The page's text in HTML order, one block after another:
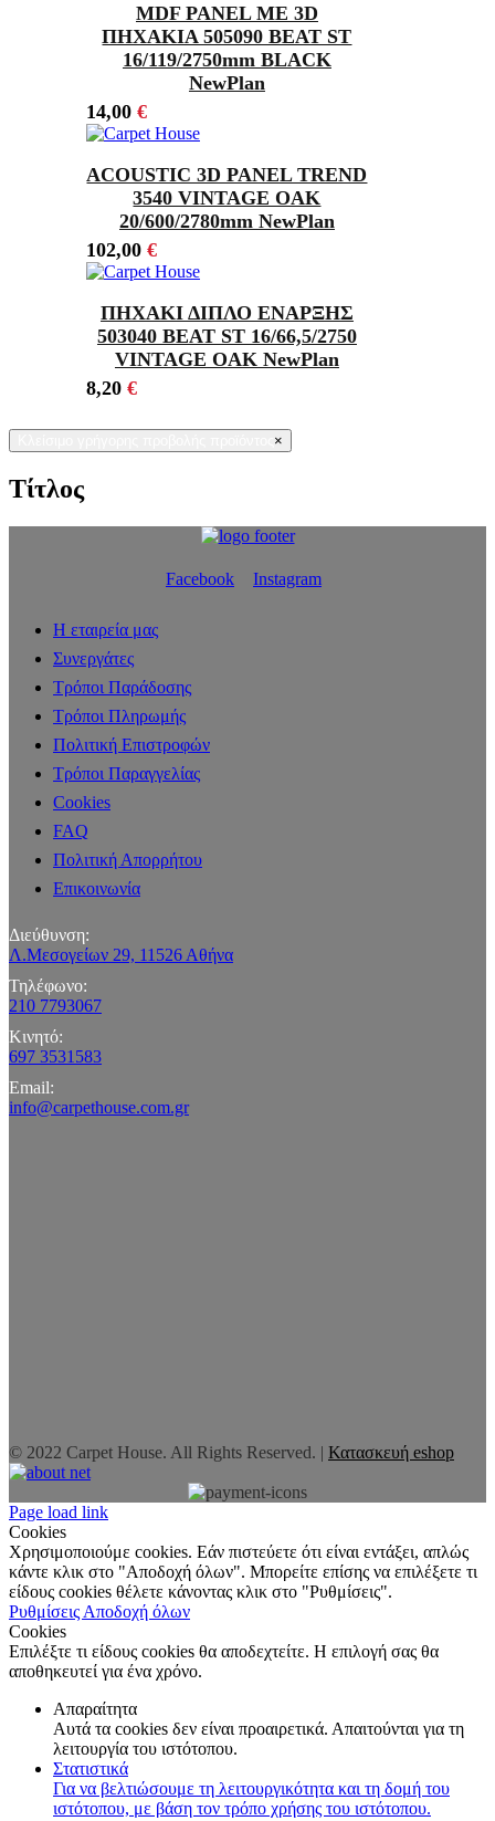
MDF PANEL ΜΕ 3D
ΠΗΧΑΚΙΑ 505090 BEAT ST
16/119/2750mm BLACK
NewPlan
14,00 €
ACOUSTIC 3D PANEL TREND
3540 VINTAGE OAK
20/600/2780mm NewPlan
102,00 €
ΠΗΧΑΚΙ ΔΙΠΛΟ ΕΝΑΡΞΗΣ
503040 BEAT ST 16/66,5/2750
VINTAGE OAK NewPlan
8,20 €
×
Τίτλος
Facebook Instagram
Η εταιρεία μας
Συνεργάτες
Τρόποι Παράδοσης
Τρόποι Πληρωμής
Πολιτική Επιστροφών
Τρόποι Παραγγελίας
Cookies
FAQ
Πολιτική Απορρήτου
Επικοινωνία
Διεύθυνση:
Λ.Μεσογείων 29, 11526 Αθήνα
Τηλέφωνο:
210 7793067
Κινητό:
697 3531583
Email:
info@carpethouse.com.gr
© 2022 Carpet House. All Rights Reserved. | Κατασκευή eshop
Page load link
Cookies
Χρησιμοποιούμε cookies. Εάν πιστεύετε ότι είναι εντάξει, απλώς
κάντε κλικ στο "Αποδοχή όλων". Μπορείτε επίσης να επιλέξετε τι
είδους cookies θέλετε κάνοντας κλικ στο "Ρυθμίσεις".
Ρυθμίσεις Αποδοχή όλων
Cookies
Επιλέξτε τι είδους cookies θα αποδεχτείτε. Η επιλογή σας θα
αποθηκευτεί για ένα χρόνο.
Απαραίτητα
Αυτά τα cookies δεν είναι προαιρετικά. Απαιτούνται για τη
λειτουργία του ιστότοπου.
Στατιστικά
Για να βελτιώσουμε τη λειτουργικότητα και τη δομή του
ιστότοπου, με βάση τον τρόπο χρήσης του ιστότοπου.